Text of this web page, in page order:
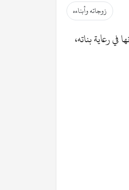
زوجاته وأبناءه
رعاية بناته،
وتيرته بعد